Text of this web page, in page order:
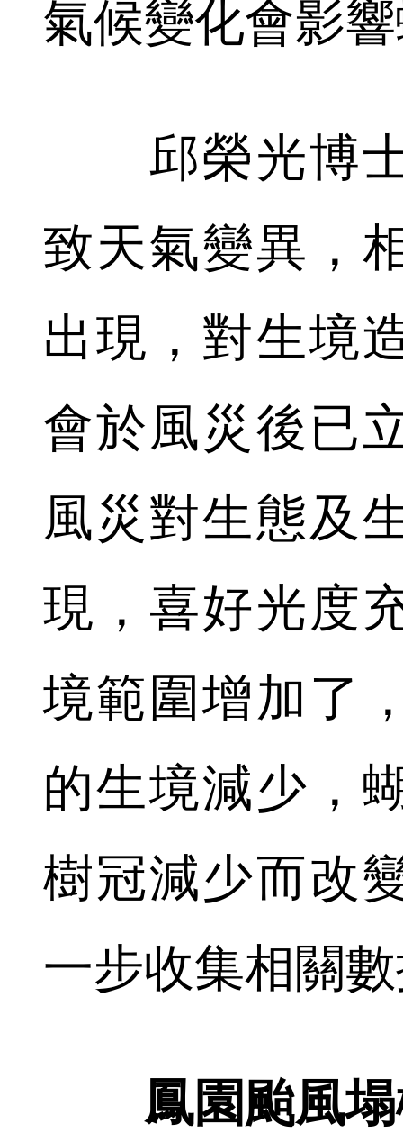
氣候變化會影
邱榮光博士
致天氣變異，
出現，對生境
會於風災後已
風災對生態及
現，喜好光度
境範圍增加了
的生境減少，
樹冠減少而改
一步收集相關
鳳園颱風塌